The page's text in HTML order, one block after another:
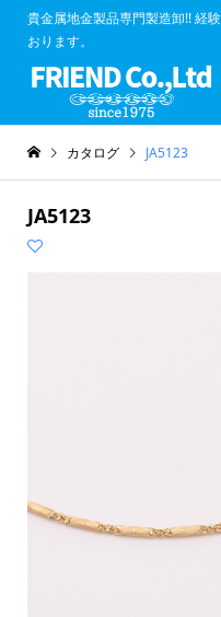
貴金属地金製品専門製造卸!! 経
おります。
カタログ JA5123
JA5123